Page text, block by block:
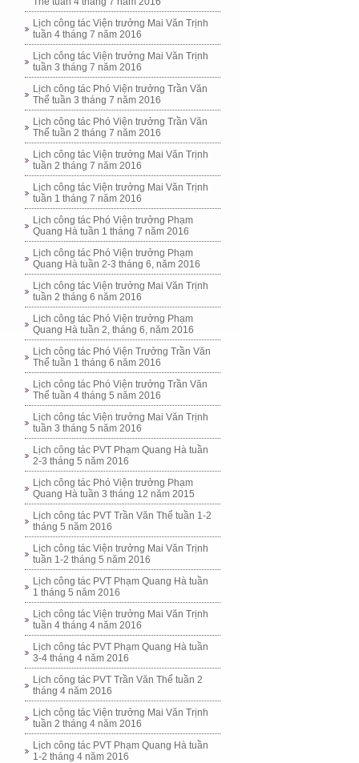
Lịch công tác Viện trưởng Mai Văn Trịnh
tuần 4 tháng 7 năm 2016
Lịch công tác Viện trưởng Mai Văn Trịnh
tuần 3 tháng 7 năm 2016
Lịch công tác Phó Viện trưởng Trần Văn
Thể tuần 3 tháng 7 năm 2016
Lịch công tác Phó Viện trưởng Trần Văn
Thể tuần 2 tháng 7 năm 2016
Lịch công tác Viện trưởng Mai Văn Trịnh
tuần 2 tháng 7 năm 2016
Lịch công tác Viện trưởng Mai Văn Trịnh
tuần 1 tháng 7 năm 2016
Lịch công tác Phó Viện trưởng Phạm
Quang Hà tuần 1 tháng 7 năm 2016
Lịch công tác Phó Viện trưởng Phạm
Quang Hà tuần 2-3 tháng 6, năm 2016
Lịch công tác Viện trưởng Mai Văn Trịnh
tuần 2 tháng 6 năm 2016
Lịch công tác Phó Viện trưởng Phạm
Quang Hà tuần 2, tháng 6, năm 2016
Lịch công tác Phó Viện Trưởng Trần Văn
Thể tuần 1 tháng 6 năm 2016
Lịch công tác Phó Viện trưởng Trần Văn
Thể tuần 4 tháng 5 năm 2016
Lịch công tác Viện trưởng Mai Văn Trịnh
tuần 3 tháng 5 năm 2016
Lịch công tác PVT Phạm Quang Hà tuần
2-3 tháng 5 năm 2016
Lịch công tác Phó Viện trưởng Phạm
Quang Hà tuần 3 tháng 12 năm 2015
Lịch công tác PVT Trần Văn Thể tuần 1-2
tháng 5 năm 2016
Lịch công tác Viện trưởng Mai Văn Trịnh
tuần 1-2 tháng 5 năm 2016
Lịch công tác PVT Phạm Quang Hà tuần
1 tháng 5 năm 2016
Lịch công tác Viện trưởng Mai Văn Trịnh
tuần 4 tháng 4 năm 2016
Lịch công tác PVT Phạm Quang Hà tuần
3-4 tháng 4 năm 2016
Lịch công tác PVT Trần Văn Thể tuần 2
tháng 4 năm 2016
Lịch công tác Viện trưởng Mai Văn Trịnh
tuần 2 tháng 4 năm 2016
Lịch công tác PVT Phạm Quang Hà tuần
1-2 tháng 4 năm 2016